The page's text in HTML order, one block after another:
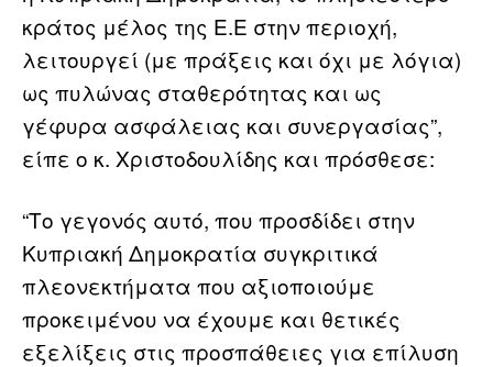
κράτος μέλος της Ε.Ε στην περιοχή,
λειτουργεί (με πράξεις και όχι με λόγια)
ως πυλώνας σταθερότητας και ως
γέφυρα ασφάλειας και συνεργασίας”,
είπε ο κ. Χριστοδουλίδης και πρόσθεσε:
“Το γεγονός αυτό, που προσδίδει στην
Κυπριακή Δημοκρατία συγκριτικά
πλεονεκτήματα που αξιοποιούμε
προκειμένου να έχουμε και θετικές
εξελίξεις στις προσπάθειες για επίλυση